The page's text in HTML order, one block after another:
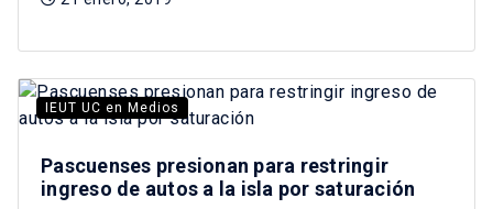
IEUT UC en Medios
Pascuenses presionan para restringir
ingreso de autos a la isla por saturación